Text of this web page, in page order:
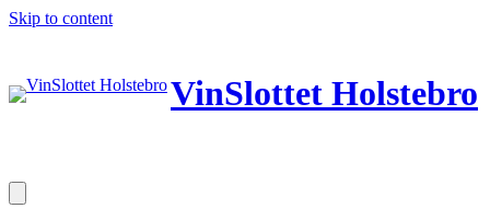
Skip to content
VinSlottet Holstebro